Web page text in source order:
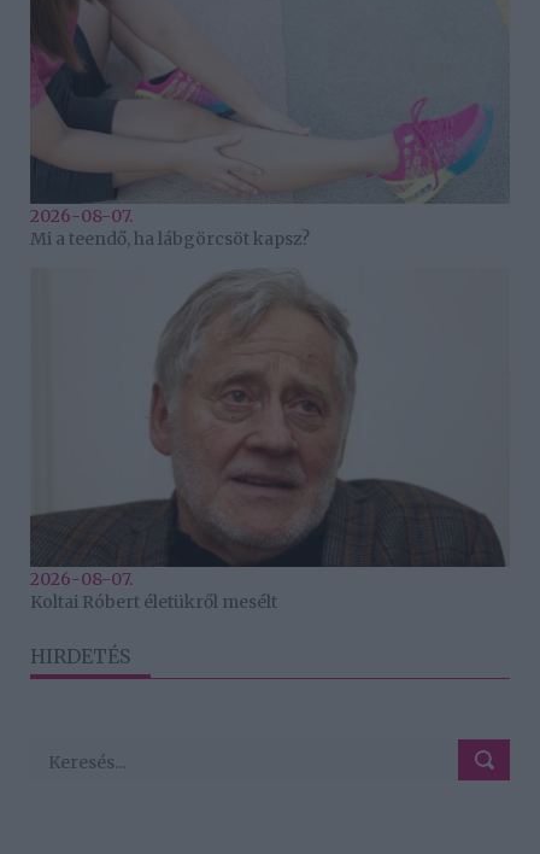
2026-08-07.
Mi a teendő, ha lábgörcsöt kapsz?
2026-08-07.
Koltai Róbert életükről mesélt
HIRDETÉS